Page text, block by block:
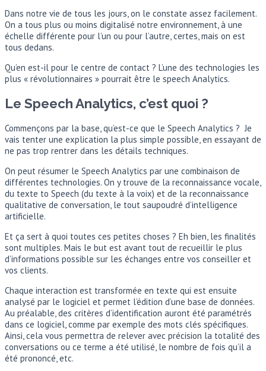
Dans notre vie de tous les jours, on le constate assez facilement.
On a tous plus ou moins digitalisé notre environnement, à une
échelle différente pour l’un ou pour l’autre, certes, mais on est
tous dedans.
Qu’en est-il pour le centre de contact ? L’une des technologies les
plus « révolutionnaires » pourrait être le speech Analytics.
Le Speech Analytics, c’est quoi ?
Commençons par la base, qu’est-ce que le Speech Analytics ? Je
vais tenter une explication la plus simple possible, en essayant de
ne pas trop rentrer dans les détails techniques.
On peut résumer le Speech Analytics par une combinaison de
différentes technologies. On y trouve de la reconnaissance vocale,
du texte to Speech (du texte à la voix) et de la reconnaissance
qualitative de conversation, le tout saupoudré d’intelligence
artificielle.
Et ça sert à quoi toutes ces petites choses ? Eh bien, les finalités
sont multiples. Mais le but est avant tout de recueillir le plus
d’informations possible sur les échanges entre vos conseiller et
vos clients.
Chaque interaction est transformée en texte qui est ensuite
analysé par le logiciel et permet l’édition d’une base de données.
Au préalable, des critères d’identification auront été paramétrés
dans ce logiciel, comme par exemple des mots clés spécifiques.
Ainsi, cela vous permettra de relever avec précision la totalité des
conversations ou ce terme a été utilisé, le nombre de fois qu’il a
été prononcé, etc.